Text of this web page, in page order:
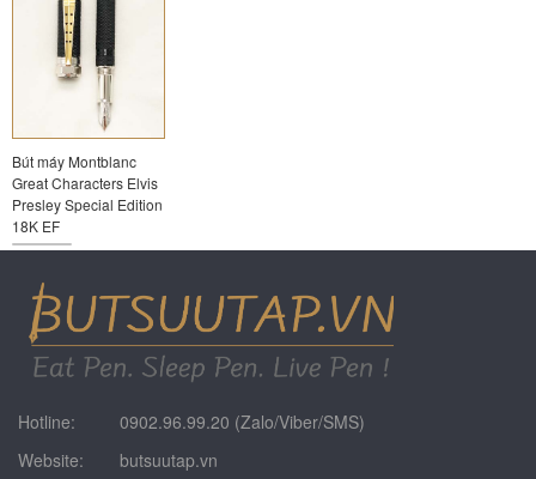
Bút máy Montblanc
Great Characters Elvis
Presley Special Edition
18K EF
Hotline:
0902.96.99.20 (Zalo/Viber/SMS)
Website:
butsuutap.vn